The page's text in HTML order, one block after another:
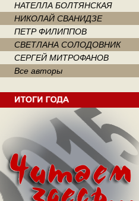
НАТЕЛЛА БОЛТЯНСКАЯ
НИКОЛАЙ СВАНИДЗЕ
ПЕТР ФИЛИППОВ
СВЕТЛАНА СОЛОДОВНИК
СЕРГЕЙ МИТРОФАНОВ
Все авторы